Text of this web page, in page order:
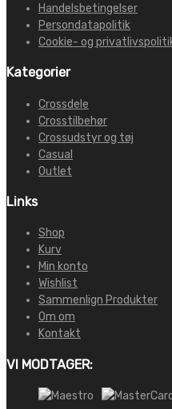
Handelsbetingelser
Persondatapolitik
Cookie- og
Kategorier
Crossdele
Crosstilbehør
Crossudstyr og tøj
Casual
Outlet
Links
Shop
Kurv
Min konto
Wishlist
Sammenlign Produkter
Om om
Kontakt
VI MODTAGER: